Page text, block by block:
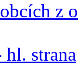
z
hl. strana